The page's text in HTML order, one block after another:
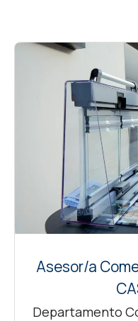
Asesor/a
Departamento